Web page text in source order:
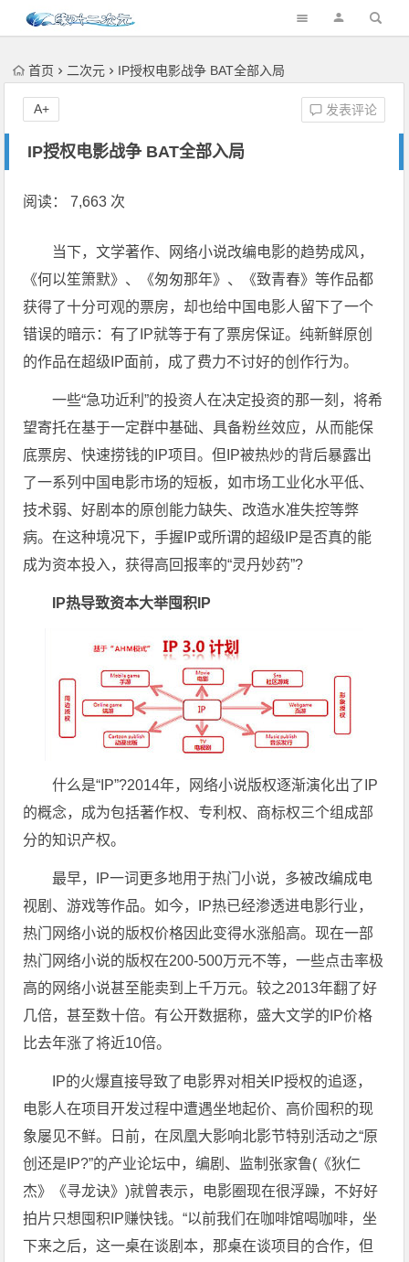
首页 二次元 IP授权电影战争 BAT全部入局
IP授权电影战争 BAT全部入局
发表评论
A+
阅读： 7,663 次
当下，文学著作、网络小说改编电影的趋势成风，
《何以笙箫默》、《匆匆那年》、《致青春》等作品都
获得了十分可观的票房，却也给中国电影人留下了一个
错误的暗示：有了IP就等于有了票房保证。纯新鲜原创
的作品在超级IP面前，成了费力不讨好的创作行为。
一些“急功近利”的投资人在决定投资的那一刻，将希
望寄托在基于一定群中基础、具备粉丝效应，从而能保
底票房、快速捞钱的IP项目。但IP被热炒的背后暴露出
了一系列中国电影市场的短板，如市场工业化水平低、
技术弱、好剧本的原创能力缺失、改造水准失控等弊
病。在这种境况下，手握IP或所谓的超级IP是否真的能
成为资本投入，获得高回报率的“灵丹妙药”?
IP热导致资本大举囤积IP
什么是“IP”?2014年，网络小说版权逐渐演化出了IP
的概念，成为包括著作权、专利权、商标权三个组成部
分的知识产权。
最早，IP一词更多地用于热门小说，多被改编成电
视剧、游戏等作品。如今，IP热已经渗透进电影行业，
热门网络小说的版权价格因此变得水涨船高。现在一部
热门网络小说的版权在200-500万元不等，一些点击率极
高的网络小说甚至能卖到上千万元。较之2013年翻了好
几倍，甚至数十倍。有公开数据称，盛大文学的IP价格
比去年涨了将近10倍。
IP的火爆直接导致了电影界对相关IP授权的追逐，
电影人在项目开发过程中遭遇坐地起价、高价囤积的现
象屡见不鲜。日前，在凤凰大影响北影节特别活动之“原
创还是IP?”的产业论坛中，编剧、监制张家鲁(《狄仁
杰》《寻龙诀》)就曾表示，电影圈现在很浮躁，不好好
拍片只想囤积IP赚快钱。“以前我们在咖啡馆喝咖啡，坐
下来之后，这一桌在谈剧本，那桌在谈项目的合作，但